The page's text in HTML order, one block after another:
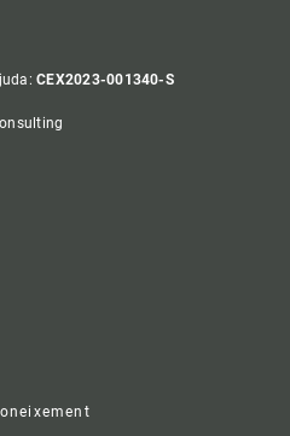
CEX2023-001340-S